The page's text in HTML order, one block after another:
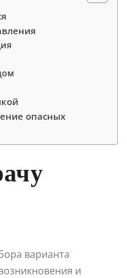
опасных
варианта
и